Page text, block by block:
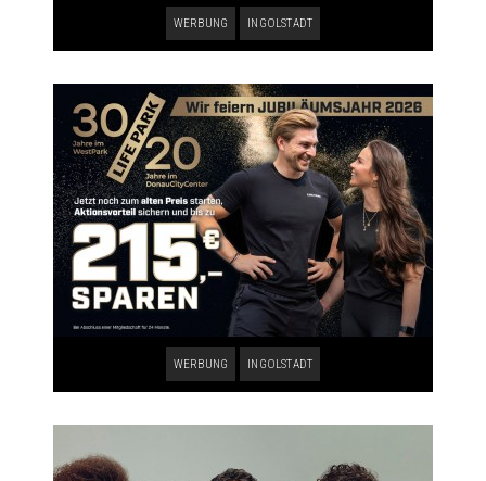
WERBUNG INGOLSTADT
WERBUNG INGOLSTADT